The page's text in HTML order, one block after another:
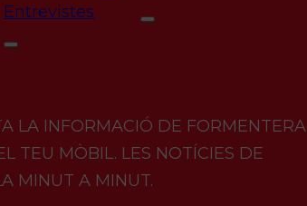
Entrevistes
LA INFORMACIÓ DE FORMENTERA
TEU MÒBIL. LES NOTÍCIES DE
MINUT A MINUT.